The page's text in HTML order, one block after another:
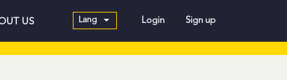
US Lang Login Sign up